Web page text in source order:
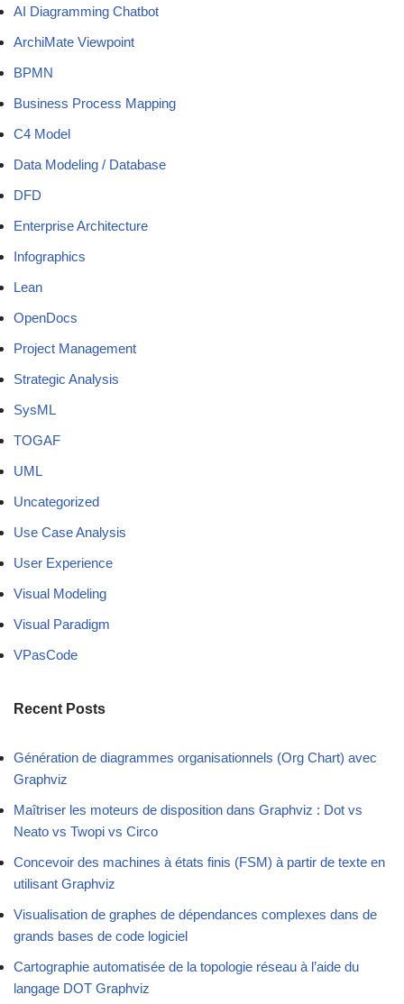
AI Diagramming Chatbot
ArchiMate Viewpoint
BPMN
Business Process Mapping
C4 Model
Data Modeling / Database
DFD
Enterprise Architecture
Infographics
Lean
OpenDocs
Project Management
Strategic Analysis
SysML
TOGAF
UML
Uncategorized
Use Case Analysis
User Experience
Visual Modeling
Visual Paradigm
VPasCode
Recent Posts
Génération de diagrammes organisationnels (Org Chart) avec
Graphviz
Maîtriser les moteurs de disposition dans Graphviz : Dot vs
Neato vs Twopi vs Circo
Concevoir des machines à états finis (FSM) à partir de texte en
utilisant Graphviz
Visualisation de graphes de dépendances complexes dans de
grands bases de code logiciel
Cartographie automatisée de la topologie réseau à l’aide du
langage DOT Graphviz